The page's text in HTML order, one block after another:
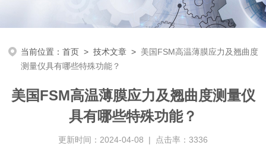
当前位置：首页 >技术文章 > 美国FSM高温薄膜应力及翘曲度
测量仪具有哪些特殊功能？
美国FSM高温薄膜应力及翘曲度测量仪
具有哪些特殊功能？
更新时间：2024-04-08 | 点击率：3336